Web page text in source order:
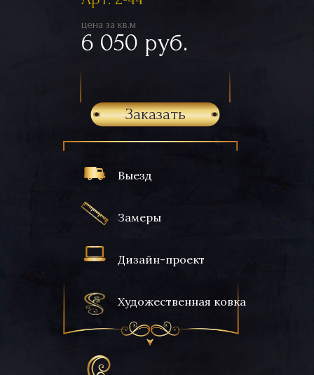
Выезд
Замеры
Дизайн-проект
Художественная ковка
цена за кв.м
6 050 руб.
Заказать